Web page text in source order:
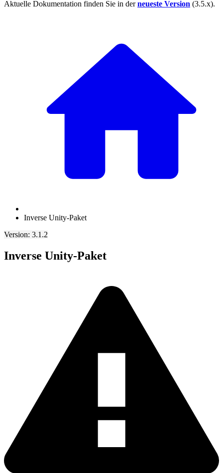
Aktuelle Dokumentation finden Sie in derneueste Version (3.5.x).
Inverse Unity-Paket
Version: 3.1.2
Inverse Unity-Paket